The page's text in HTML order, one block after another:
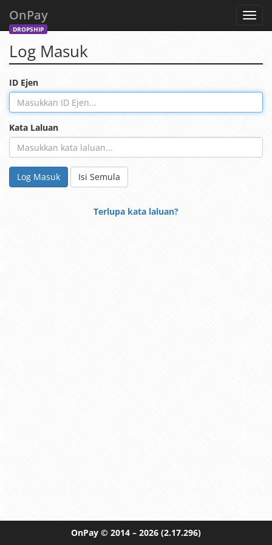
OnPay
DROPSHIP
Log Masuk
ID Ejen
Kata Laluan
Log Masuk Isi Semula
Terlupa kata laluan?
OnPay © 2014 – 2026 (2.17.296)